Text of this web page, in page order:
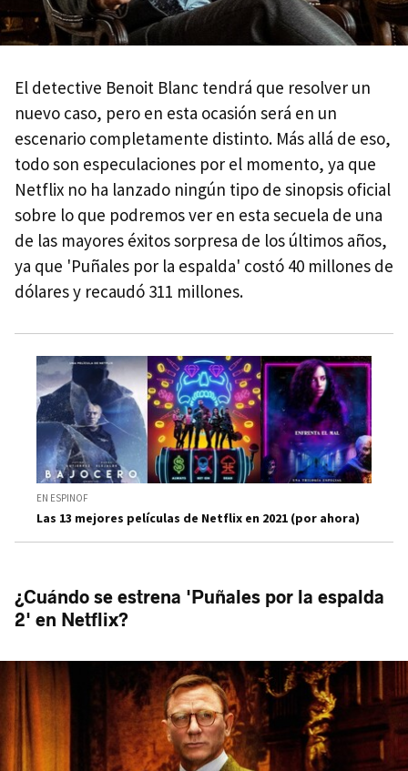
El detective Benoit Blanc tendrá que resolver un
nuevo caso, pero en esta ocasión será en un
escenario completamente distinto. Más allá de eso,
todo son especulaciones por el momento, ya que
Netflix no ha lanzado ningún tipo de sinopsis oficial
sobre lo que podremos ver en esta secuela de una
de las mayores éxitos sorpresa de los últimos años,
ya que 'Puñales por la espalda' costó 40 millones de
dólares y recaudó 311 millones.
EN ESPINOF
Las 13 mejores películas de Netflix en 2021 (por ahora)
¿Cuándo se estrena 'Puñales por la espalda
2' en Netflix?